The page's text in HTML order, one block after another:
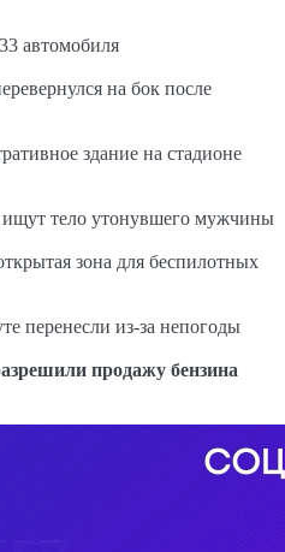
автомобиля
на бок после
здание на стадионе
тело утонувшего мужчины
зона для беспилотных
перенесли из-за непогоды
продажу бензина